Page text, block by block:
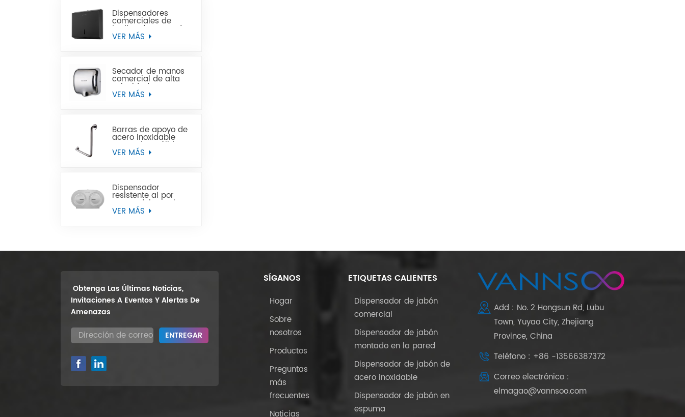
Dispensadores
comerciales de
toallas de mano de
papel negro de
VER MÁS
Secador de manos
comercial de alta
velocidad para
baños
VER MÁS
Barras de apoyo de
acero inoxidable
para minusválidos
VER MÁS
Dispensador
resistente al por
mayor del papel
higiénico del rollo
VER MÁS
Obtenga Las Últimas Noticias,
Invitaciones A Eventos Y Alertas De
Amenazas
SÍGANOS
Hogar
Sobre
nosotros
Productos
Preguntas
más
frecuentes
Noticias
ETIQUETAS CALIENTES
Dispensador de jabón
comercial
Dispensador de jabón
montado en la pared
Dispensador de jabón de
acero inoxidable
Dispensador de jabón en
espuma
Add : No. 2 Hongsun Rd, Lubu
Town, Yuyao City, Zhejiang
Province, China
Teléfono : +86 -13566387372
Correo electrónico :
elmagao@vannsoo.com